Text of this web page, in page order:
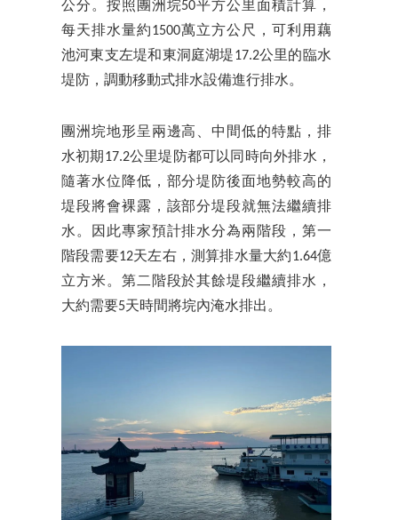
公分。按照團洲垸50平方公里面積計算，
每天排水量約1500萬立方公尺，可利用藕
池河東支左堤和東洞庭湖堤17.2公里的臨水
堤防，調動移動式排水設備進行排水。
團洲垸地形呈兩邊高、中間低的特點，排
水初期17.2公里堤防都可以同時向外排水，
隨著水位降低，部分堤防後面地勢較高的
堤段將會裸露，該部分堤段就無法繼續排
水。因此專家預計排水分為兩階段，第一
階段需要12天左右，測算排水量大約1.64億
立方米。第二階段於其餘堤段繼續排水，
大約需要5天時間將垸內淹水排出。